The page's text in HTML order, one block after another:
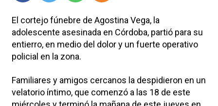
El cortejo fúnebre de Agostina Vega, la
adolescente asesinada en Córdoba, partió para su
entierro, en medio del dolor y un fuerte operativo
policial en la zona.
Familiares y amigos cercanos la despidieron en un
velatorio íntimo, que comenzó a las 18 de este